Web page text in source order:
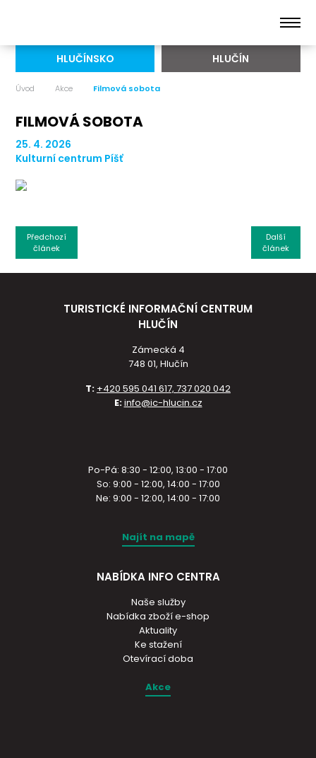
HLUČÍNSKO HLUČÍN
Úvod Akce Filmová sobota
FILMOVÁ SOBOTA
25. 4. 2026
Kulturní centrum Píšť
Další
článek
Předchozí
článek
TURISTICKÉ INFORMAČNÍ CENTRUM
HLUČÍN
Zámecká 4
748 01, Hlučín
T: +420 595 041 617, 737 020 042
E:info@ic-hlucin.cz
Po-Pá: 8:30 - 12:00, 13:00 - 17:00
So: 9:00 - 12:00, 14:00 - 17:00
Ne: 9:00 - 12:00, 14:00 - 17:00
Najít na mapě
NABÍDKA INFO CENTRA
Naše služby
Nabídka zboží e-shop
Aktuality
Ke stažení
Otevírací doba
Akce